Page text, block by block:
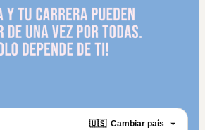
🇺🇸 Cambiar país